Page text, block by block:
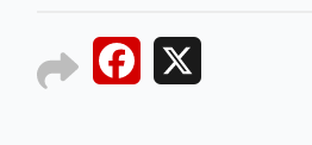
Facebook